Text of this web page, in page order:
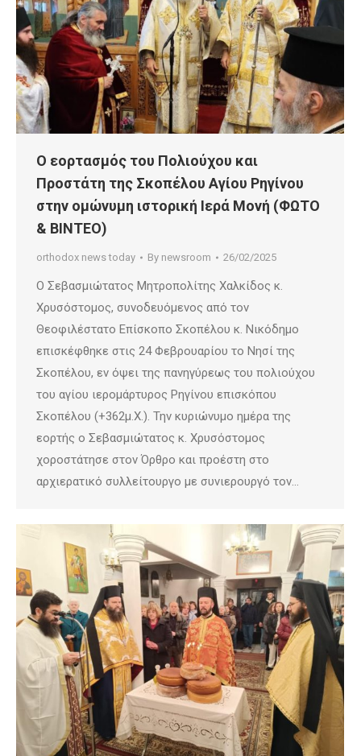
Ο εορτασμός του Πολιούχου και
Προστάτη της Σκοπέλου Αγίου Ρηγίνου
στην ομώνυμη ιστορική Ιερά Μονή (ΦΩΤΟ
& ΒΙΝΤΕΟ)
orthodox news today By newsroom 26/02/2025
Ο Σεβασμιώτατος Μητροπολίτης Χαλκίδος κ.
Χρυσόστομος, συνοδευόμενος από τον
Θεοφιλέστατο Επίσκοπο Σκοπέλου κ. Νικόδημο
επισκέφθηκε στις 24 Φεβρουαρίου το Νησί της
Σκοπέλου, εν όψει της πανηγύρεως του πολιούχου
του αγίου ιερομάρτυρος Ρηγίνου επισκόπου
Σκοπέλου (+362μ.Χ.). Την κυριώνυμο ημέρα της
εορτής ο Σεβασμιώτατος κ. Χρυσόστομος
χοροστάτησε στον Όρθρο και προέστη στο
αρχιερατικό συλλείτουργο με συνιερουργό τον…